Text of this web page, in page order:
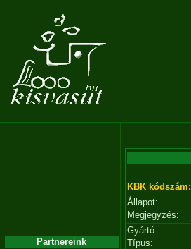
Partnereink
KBK kódszám:
Állapot:
Megjegyzés:
Gyártó:
Típus: